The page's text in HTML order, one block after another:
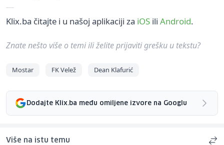
Klix.ba čitajte i u našoj aplikaciji za iOS ili Android.
Znate nešto više o temi ili želite prijaviti grešku u tekstu?
Mostar FK Velež Dean Klafurić
Dodajte Klix.ba među omiljene izvore na Googlu
Više na istu temu